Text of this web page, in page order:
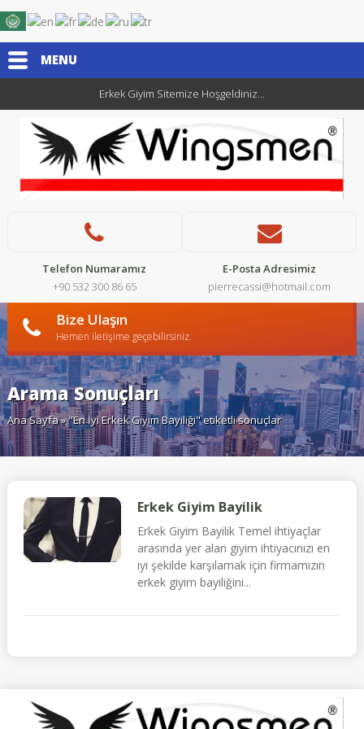
MENU
Erkek Giyim Sitemize Hoşgeldiniz...
Telefon Numaramız
+90 532 300 86 65
E-Posta Adresimiz
pierrecassi@hotmail.com
Bize Ulaşın
Hemen iletişime geçebilirsiniz.
Arama Sonuçları
Ana Sayfa» "En İyi Erkek Giyim Bayiliği" etiketli sonuçlar
Erkek Giyim Bayilik
Erkek Giyim Bayilik Temel ihtiyaçlar
arasında yer alan giyim ihtiyacınızı en
iyi şekilde karşılamak için firmamızın
erkek giyim bayiliğini...